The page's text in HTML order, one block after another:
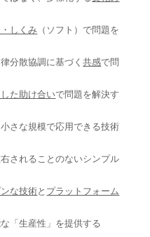
しくみ （ソフト）で問題を
分散協調に基づく共感で問
た助け合いで問題を解決す
さな規模で応用できる技術
されることのないシンプル
な技術と プラットフォーム
「生産性」を提供する